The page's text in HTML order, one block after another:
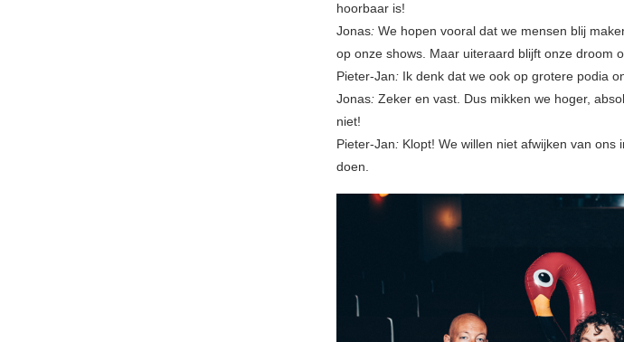
hoorbaar is!
Jonas: We hopen vooral dat we mensen blij
op onze shows. Maar uiteraard blijft onze droom
Pieter-Jan: Ik denk dat we ook op grotere podia
Jonas: Zeker en vast. Dus mikken we hoger,
niet!
Pieter-Jan: Klopt! We willen niet afwijken van
doen.